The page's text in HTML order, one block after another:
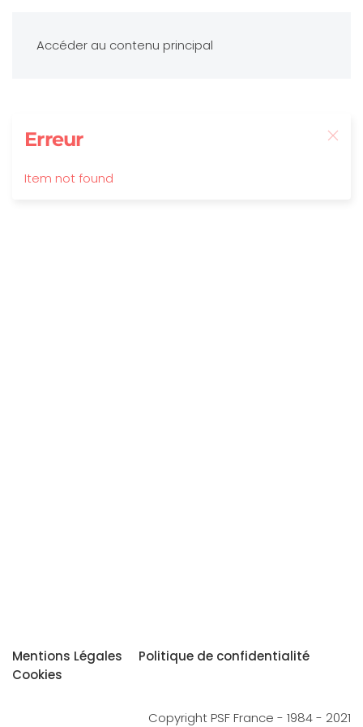
Accéder au contenu principal
Erreur
Item not found
Mentions Légales
Politique de confidentialité
Cookies
Copyright PSF France - 1984 - 2021